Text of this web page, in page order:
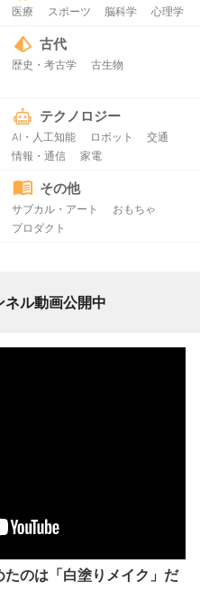
医療 スポーツ 脳科学 心理学
古代
歴史・考古学 古生物
テクノロジー
AI・人工知能 ロボット
交通
情報・通信
家電
その他
サブカル・アート
おもちゃ
プロダクト
ル動画公開中
のは「白塗りメイク」だ